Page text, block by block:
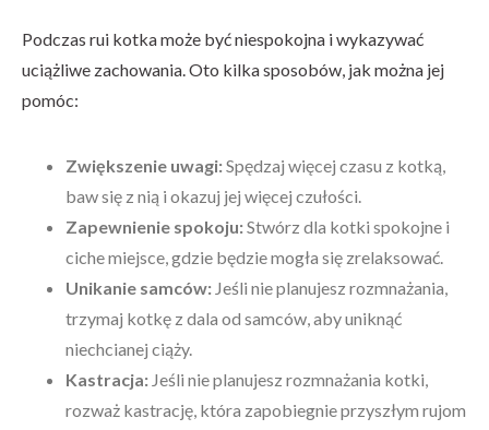
Podczas rui kotka może być niespokojna i wykazywać
uciążliwe zachowania. Oto kilka sposobów, jak można jej
pomóc:
Zwiększenie uwagi:Spędzaj więcej czasu z kotką,
baw się z nią i okazuj jej więcej czułości.
Zapewnienie spokoju:Stwórz dla kotki spokojne i
ciche miejsce, gdzie będzie mogła się zrelaksować.
Unikanie samców: Jeśli nie planujesz rozmnażania,
trzymaj kotkę z dala od samców, aby uniknąć
niechcianej ciąży.
Kastracja: Jeśli nie planujesz rozmnażania kotki,
rozważ kastrację, która zapobiegnie przyszłym rujom